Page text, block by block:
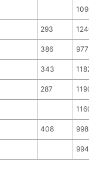
293
386
343
287
408